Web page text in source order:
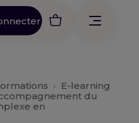
› E-learning
du
en